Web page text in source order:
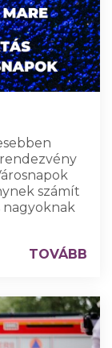
számít
nagyoknak
TOVÁBB